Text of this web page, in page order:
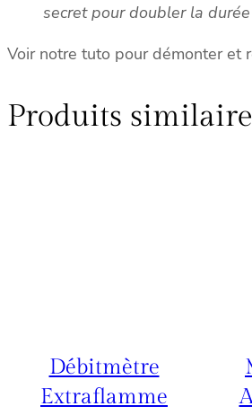
secret pour doubler la
Voir notre tuto pour démonter et
Produits
Débitmètre
Extraflamme